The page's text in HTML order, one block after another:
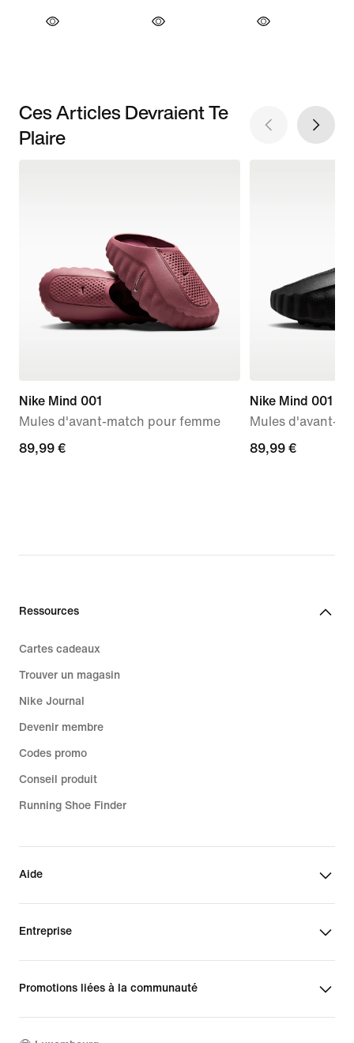
Ces Articles Devraient Te
Plaire
Nike Mind 001
Mules d'avant-match pour femme
89,99 €
89,99 €
Nike Mind 001
Mules d'avant-
89,99 €
89,99 €
Ressources
Cartes cadeaux
Trouver un magasin
Nike Journal
Devenir membre
Codes promo
Conseil produit
Running Shoe Finder
Aide
Entreprise
Promotions liées à la communauté